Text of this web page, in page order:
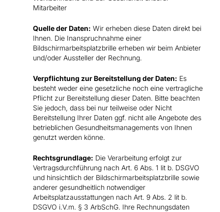
Mitarbeiter
Quelle der Daten: Wir erheben diese Daten direkt bei
Ihnen. Die Inanspruchnahme einer
Bildschirmarbeitsplatzbrille erheben wir beim Anbieter
und/oder Aussteller der Rechnung.
Verpflichtung zur Bereitstellung der Daten: Es
besteht weder eine gesetzliche noch eine vertragliche
Pflicht zur Bereitstellung dieser Daten. Bitte beachten
Sie jedoch, dass bei nur teilweise oder Nicht
Bereitstellung Ihrer Daten ggf. nicht alle Angebote des
betrieblichen Gesundheitsmanagements von Ihnen
genutzt werden könne.
Rechtsgrundlage: Die Verarbeitung erfolgt zur
Vertragsdurchführung nach Art. 6 Abs. 1 lit b. DSGVO
und hinsichtlich der Bildschirmarbeitsplatzbrille sowie
anderer gesundheitlich notwendiger
Arbeitsplatzausstattungen nach Art. 9 Abs. 2 lit b.
DSGVO i.V.m. § 3 ArbSchG. Ihre Rechnungsdaten